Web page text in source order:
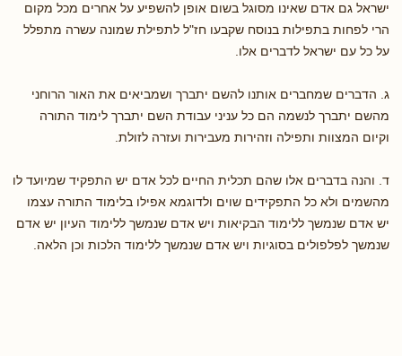
ישראל גם אדם שאינו מסוגל בשום אופן להשפיע על אחרים מכל מקום
הרי לפחות בתפילות בנוסח שקבעו חז"ל לתפילת שמונה עשרה מתפלל
על כל עם ישראל לדברים אלו.
ג. הדברים שמחברים אותנו להשם יתברך ושמביאים את האור הרוחני
מהשם יתברך לנשמה הם כל עניני עבודת השם יתברך לימוד התורה
וקיום המצוות ותפילה וזהירות מעבירות ועזרה לזולת.
ד. והנה בדברים אלו שהם תכלית החיים לכל אדם יש התפקיד שמיועד לו
מהשמים ולא כל התפקידים שוים ולדוגמא אפילו בלימוד התורה עצמו
יש אדם שנמשך ללימוד הבקיאות ויש אדם שנמשך ללימוד העיון יש אדם
שנמשך לפלפולים בסוגיות ויש אדם שנמשך ללימוד הלכות וכן הלאה.